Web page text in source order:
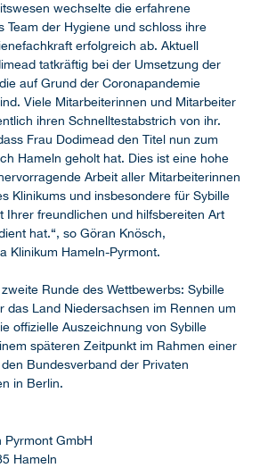
wechselte die erfahrene
Team der Hygiene und schloss ihre
erfolgreich ab. Aktuell
tatkräftig bei der Umsetzung der
auf Grund der Coronapandemie
Viele Mitarbeiterinnen und Mitarbeiter
ihren Schnelltestabstrich von ihr.
Frau Dodimead den Titel nun zum
Hameln geholt hat. Dies ist eine hohe
Arbeit aller Mitarbeiterinnen
Klinikums und insbesondere für Sybille
Ihrer freundlichen und hilfsbereiten Art
hat.“, so Göran Knösch,
Klinikum Hameln-Pyrmont.
Runde des Wettbewerbs: Sybille
das Land Niedersachsen im Rennen um
offizielle Auszeichnung von Sybille
späteren Zeitpunkt im Rahmen einer
Bundesverband der Privaten
in Berlin.
Pyrmont GmbH
Hameln